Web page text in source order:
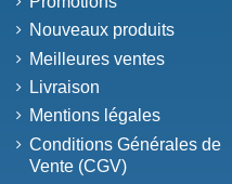
Nouveaux produits
Meilleures ventes
Livraison
Mentions légales
Conditions Générales de
Vente (CGV)